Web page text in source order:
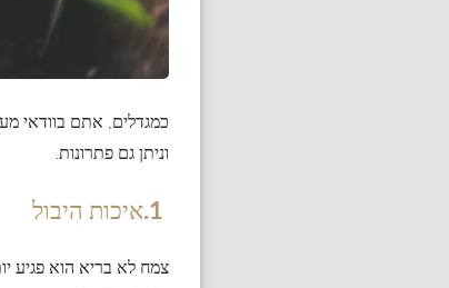
כמגדלים, אתם בוודאי
וניתן גם פתרונות.
צמח לא בריא הוא פגיע